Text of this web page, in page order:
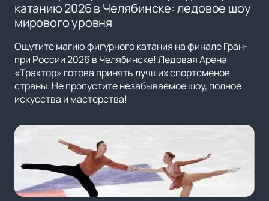
катанию 2026 в Челябинске: ледовое шоу
мирового уровня
Ощутите магию фигурного катания на финале Гран-
при России 2026 в Челябинске! Ледовая Арена
«Трактор» готова принять лучших спортсменов
страны. Не пропустите незабываемое шоу, полное
искусства и мастерства!